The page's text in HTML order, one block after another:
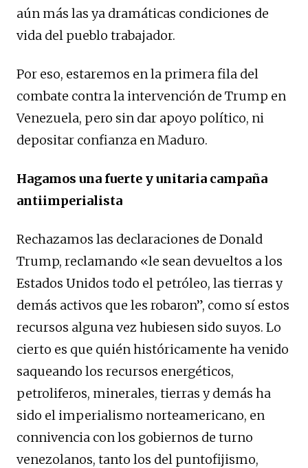
aún más las ya dramáticas condiciones de
vida del pueblo trabajador.
Por eso, estaremos en la primera fila del
combate contra la intervención de Trump en
Venezuela, pero sin dar apoyo político, ni
depositar confianza en Maduro.
Hagamos una fuerte y unitaria campaña
antiimperialista
Rechazamos las declaraciones de Donald
Trump, reclamando «le sean devueltos a los
Estados Unidos todo el petróleo, las tierras y
demás activos que les robaron”, como sí estos
recursos alguna vez hubiesen sido suyos. Lo
cierto es que quién históricamente ha venido
saqueando los recursos energéticos,
petroliferos, minerales, tierras y demás ha
sido el imperialismo norteamericano, en
connivencia con los gobiernos de turno
venezolanos, tanto los del puntofijismo,